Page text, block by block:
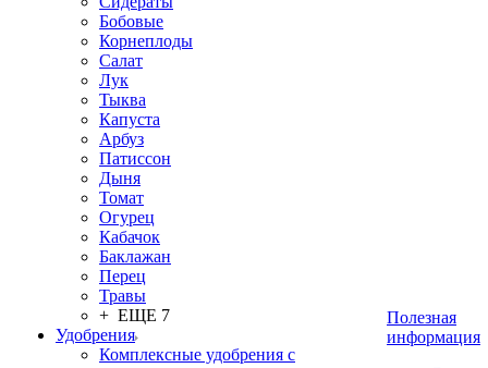
Бобовые
Корнеплоды
Салат
Лук
Тыква
Капуста
Арбуз
Патиссон
Дыня
Томат
Огурец
Кабачок
Баклажан
Перец
Травы
+ ЕЩЕ 7
Удобрения
Комплексные удобрения с
Полезная
информация